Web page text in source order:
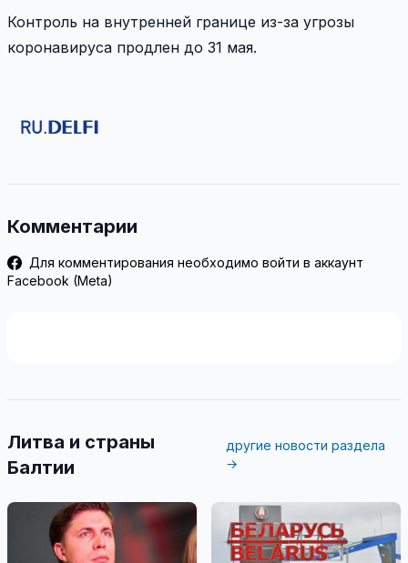
Контроль на внутренней границе из-за угрозы
коронавируса продлен до 31 мая.
Комментарии
Для комментирования необходимо войти в аккаунт
Facebook (Meta)
Литва и страны
Балтии
другие новости раздела
→